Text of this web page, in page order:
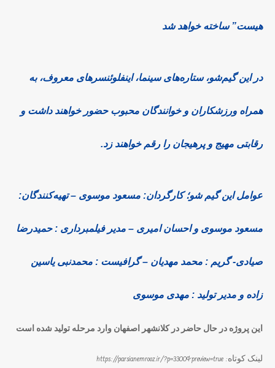
هیست” ساخته خواهد شد
در این گیم‌شو، ستاره‌های سینما، اینفلوئنسرهای معروف، به
همراه ورزشکاران و خوانندگان محبوب حضور خواهند داشت و
رقابتی مهیج و پرهیجان را رقم خواهند زد.
عوامل این گیم شو؛ کارگردان: مسعود موسوی – تهیه‌کنندگان:
مسعود موسوی و احسان امیری – مدیر فیلمبرداری : حمیدرضا
صیادی- گریم : محمد مهدیان – گرافیست : محمدنبی یاسین
زاده و مدیر تولید : مهدی موسوی
این پروژه در حال حاضر در کلانشهر اصفهان وارد مرحله تولید شده است
لینک کوتاه: https://parsianemrooz.ir/?p=3300&preview=true